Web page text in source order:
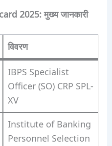
2025: मुख्य जानकारी
विवरण
IBPS Specialist
Officer (SO) CRP SPL-
XV
Institute of Banking
Personnel Selection